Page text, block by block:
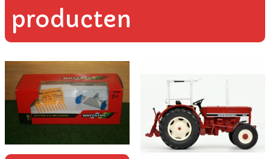
producten